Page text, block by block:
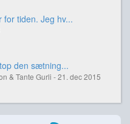
for tiden. Jeg hv...
den sætning...
& Tante Gurli - 21. dec 2015